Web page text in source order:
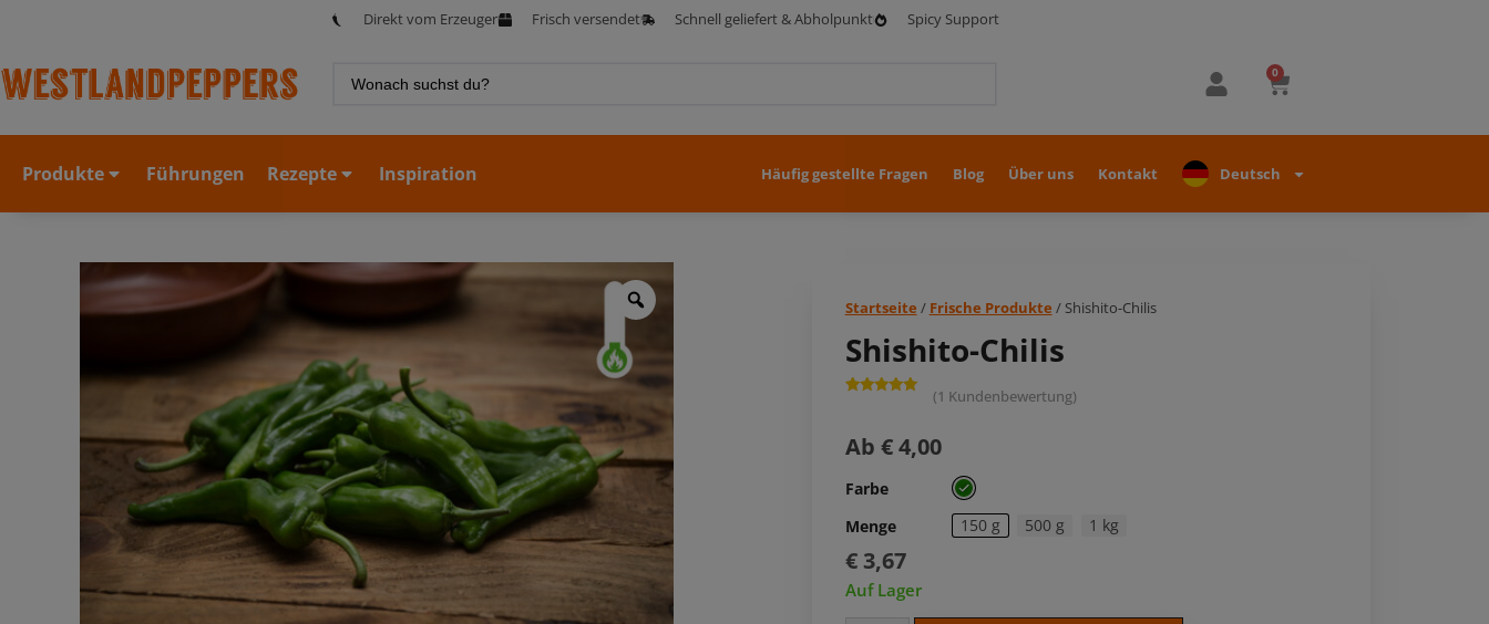
Direkt vom Erzeuger Frisch versendet Schnell geliefert & Abholpunkt Spicy Support
0
Produkte Führungen Rezepte Inspiration Häufig gestellte Fragen Blog Über uns Kontakt Deutsch
Startseite / Frische Produkte / Shishito-Chilis
Shishito-Chilis
auf
Kundenbewertung
(1 Kundenbewertung)
Ab €4,00
Farbe
Menge
150 g 500 g 1 kg
€3,67
Auf Lager